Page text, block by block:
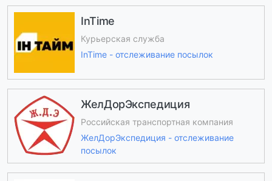
InTime
Курьерская служба
InTime - отслеживание посылок
ЖелДорЭкспедиция
Российская транспортная компания
ЖелДорЭкспедиция - отслеживание
посылок